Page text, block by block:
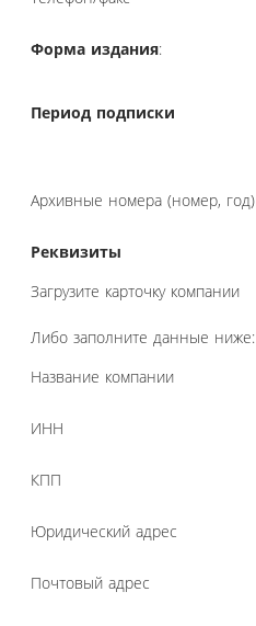
Форма издания:
Период подписки
Архивные номера (номер, год)
Реквизиты
Загрузите карточку компании
Либо заполните данные ниже:
Название компании
ИНН
КПП
Юридический адрес
Почтовый адрес